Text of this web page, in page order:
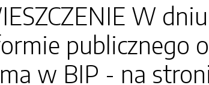
W
publicznego
w BIP - na